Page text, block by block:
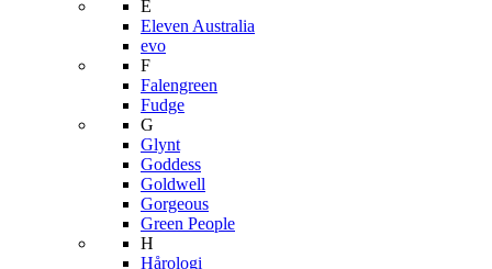
E
Eleven Australia
evo
F
Falengreen
Fudge
G
Glynt
Goddess
Goldwell
Gorgeous
Green People
H
Hårologi